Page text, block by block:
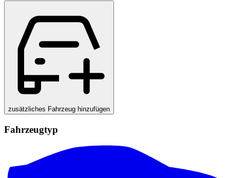
zusätzliches Fahrzeug hinzufügen
Fahrzeugtyp